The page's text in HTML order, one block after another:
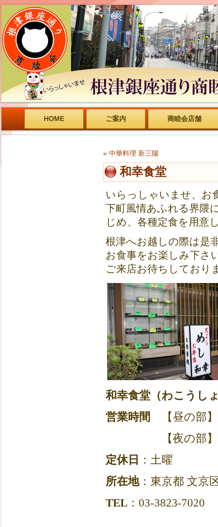
HOME ご案内 商睦会店舗
« 中華料理 新三陽
和幸食堂
いらっしゃいませ、お
下町風情あふれる界隈
じめ、各種定食を用意
根津へお越しの際は是
お食事をお楽しみ下さ
ご来店お待ちしており
和幸食堂（わこうし
営業時間
【昼の部
【夜の部
定休日 ：土曜
所在地：東京都 文京
TEL ：03-3823-7020